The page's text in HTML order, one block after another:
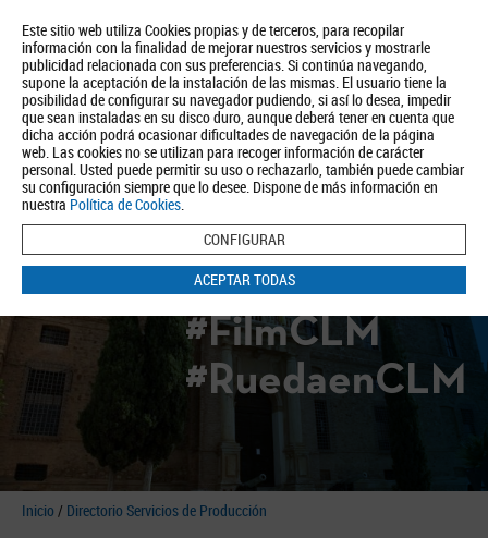
Este sitio web utiliza Cookies propias y de terceros, para recopilar
información con la finalidad de mejorar nuestros servicios y mostrarle
publicidad relacionada con sus preferencias. Si continúa navegando,
supone la aceptación de la instalación de las mismas. El usuario tiene la
posibilidad de configurar su navegador pudiendo, si así lo desea, impedir
que sean instaladas en su disco duro, aunque deberá tener en cuenta que
dicha acción podrá ocasionar dificultades de navegación de la página
web. Las cookies no se utilizan para recoger información de carácter
personal. Usted puede permitir su uso o rechazarlo, también puede cambiar
su configuración siempre que lo desee. Dispone de más información en
nuestra Política de Cookies.
CONFIGURAR
ACEPTAR TODAS
Quiénes somos Turismo Política de Privacidad Aviso Legal
Política de Cookies
BUSCAR
#FilmCLM
#RuedaenCLM
Inicio / Directorio Servicios de Producción